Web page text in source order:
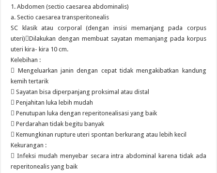
1. Abdomen (sectio caesarea abdominalis)
a. Sectio caesarea transperitonealis
SC klasik atau corporal (dengan insisi memanjang pada corpus
uteri)Dilakukan dengan membuat sayatan memanjang pada korpus
uteri kira- kira 10 cm.
Kelebihan :
 Mengeluarkan janin dengan cepat tidak mengakibatkan kandung
kemih tertarik
 Sayatan bisa diperpanjang proksimal atau distal
 Penjahitan luka lebih mudah
 Penutupan luka dengan reperitonealisasi yang baik
 Perdarahan tidak begitu banyak
 Kemungkinan rupture uteri spontan berkurang atau lebih kecil
Kekurangan :
 Infeksi mudah menyebar secara intra abdominal karena tidak ada
reperitonealis yang baik